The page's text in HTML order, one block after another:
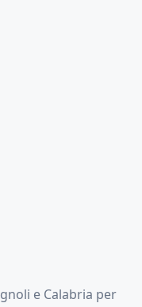
e Calabria per